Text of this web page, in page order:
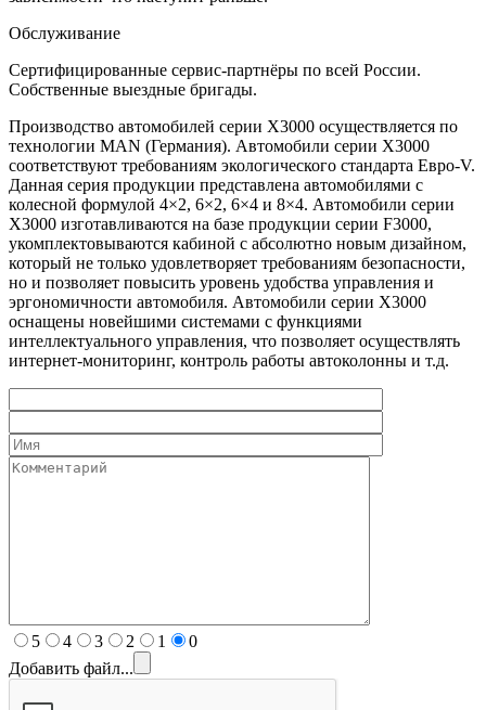
Обслуживание
Сертифицированные сервис-партнёры по всей России.
Собственные выездные бригады.
Производство автомобилей серии X3000 осуществляется по
технологии MAN (Германия). Автомобили серии X3000
соответствуют требованиям экологического стандарта Евро-V.
Данная серия продукции представлена автомобилями с
колесной формулой 4×2, 6×2, 6×4 и 8×4. Автомобили серии
X3000 изготавливаются на базе продукции серии F3000,
укомплектовываются кабиной с абсолютно новым дизайном,
который не только удовлетворяет требованиям безопасности,
но и позволяет повысить уровень удобства управления и
эргономичности автомобиля. Автомобили серии X3000
оснащены новейшими системами с функциями
интеллектуального управления, что позволяет осуществлять
интернет-мониторинг, контроль работы автоколонны и т.д.
5 4 3 2 1
0
Добавить файл...